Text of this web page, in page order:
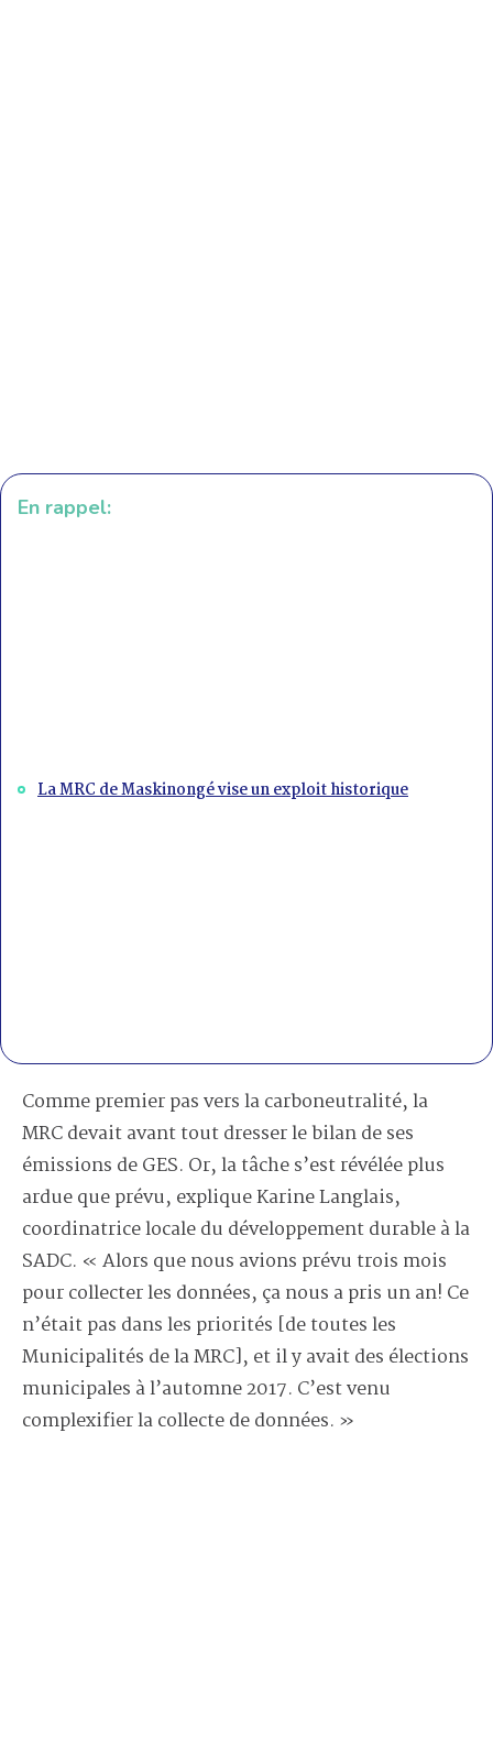
En rappel:
La MRC de Maskinongé vise un exploit historique
Comme premier pas vers la carboneutralité, la
MRC devait avant tout dresser le bilan de ses
émissions de GES. Or, la tâche s’est révélée plus
ardue que prévu, explique Karine Langlais,
coordinatrice locale du développement durable à la
SADC. « Alors que nous avions prévu trois mois
pour collecter les données, ça nous a pris un an! Ce
n’était pas dans les priorités [de toutes les
Municipalités de la MRC], et il y avait des élections
municipales à l’automne 2017. C’est venu
complexifier la collecte de données. »